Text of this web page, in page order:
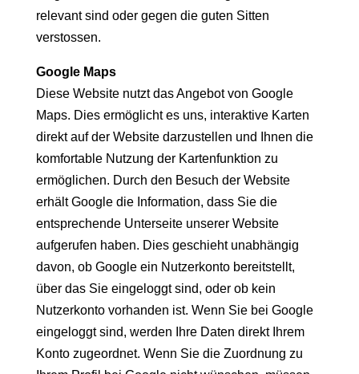
relevant sind oder gegen die guten Sitten
verstossen.
Google Maps
Diese Website nutzt das Angebot von Google
Maps. Dies ermöglicht es uns, interaktive Karten
direkt auf der Website darzustellen und Ihnen die
komfortable Nutzung der Kartenfunktion zu
ermöglichen. Durch den Besuch der Website
erhält Google die Information, dass Sie die
entsprechende Unterseite unserer Website
aufgerufen haben. Dies geschieht unabhängig
davon, ob Google ein Nutzerkonto bereitstellt,
über das Sie eingeloggt sind, oder ob kein
Nutzerkonto vorhanden ist. Wenn Sie bei Google
eingeloggt sind, werden Ihre Daten direkt Ihrem
Konto zugeordnet. Wenn Sie die Zuordnung zu